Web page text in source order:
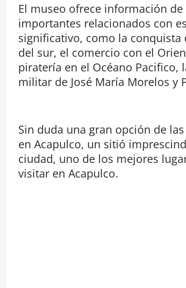
El museo ofrece información de
importantes relacionados con
significativo, como la conquista
del sur, el comercio con el
piratería en el Océano Pacifico,
militar de José María Morelos y
Sin duda una gran opción de
en Acapulco, un sitió
ciudad, uno de los mejores
visitar en Acapulco.